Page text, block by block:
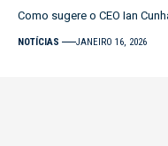
Como sugere o CEO Ian
NOTÍCIAS JANEIRO 16, 2026